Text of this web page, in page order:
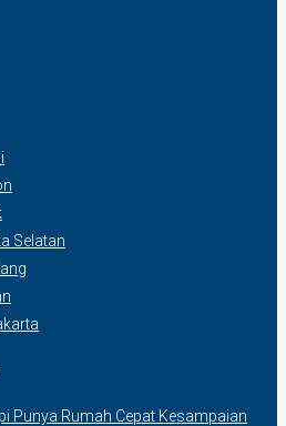
Selatan
Punya Rumah Cepat Kesampaian